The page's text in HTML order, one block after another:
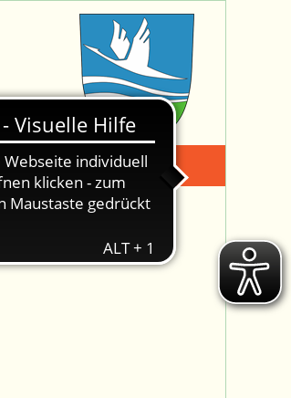
Suche -